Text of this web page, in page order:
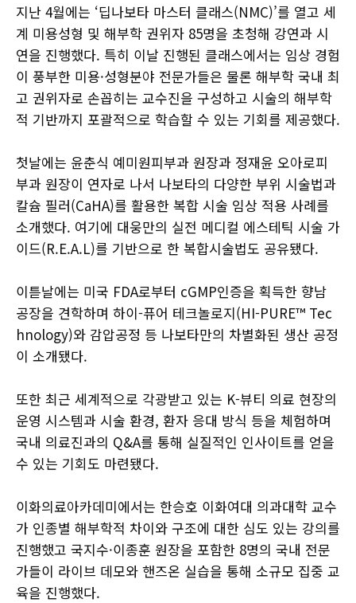
지난 4월에는 ‘딥나보타 마스터 클래스(NMC)’를 열고 세
계 미용성형 및 해부학 권위자 85명을 초청해 강연과 시
연을 진행했다. 특히 이날 진행된 클래스에서는 임상 경험
이 풍부한 미용·성형분야 전문가들은 물론 해부학 국내 최
고 권위자로 손꼽히는 교수진을 구성하고 시술의 해부학
적 기반까지 포괄적으로 학습할 수 있는 기회를 제공했다.
첫날에는 윤춘식 예미원피부과 원장과 정재윤 오아로피
부과 원장이 연자로 나서 나보타의 다양한 부위 시술법과
칼슘 필러(CaHA)를 활용한 복합 시술 임상 적용 사례를
소개했다. 여기에 대웅만의 실전 메디컬 에스테틱 시술 가
이드(R.E.A.L)를 기반으로 한 복합시술법도 공유됐다.
이튿날에는 미국 FDA로부터 cGMP인증을 획득한 향남
공장을 견학하며 하이-퓨어 테크놀로지(HI-PURE™ Tec
hnology)와 감압공정 등 나보타만의 차별화된 생산 공정
이 소개됐다.
또한 최근 세계적으로 각광받고 있는 K-뷰티 의료 현장의
운영 시스템과 시술 환경, 환자 응대 방식 등을 체험하며
국내 의료진과의 Q&A를 통해 실질적인 인사이트를 얻을
수 있는 기회도 마련됐다.
이화의료아카데미에서는 한승호 이화여대 의과대학 교수
가 인종별 해부학적 차이와 구조에 대한 심도 있는 강의를
진행했고 국지수·이종훈 원장을 포함한 8명의 국내 전문
가들이 라이브 데모와 핸즈온 실습을 통해 소규모 집중 교
육을 진행했다.